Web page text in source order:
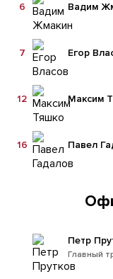
Вадим
6
Егор
7
Максим
12
Павел
16
Главный
Петр